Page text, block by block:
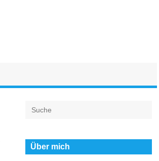
Über mich